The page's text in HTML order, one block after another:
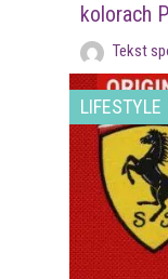
kolorach
Tekst
LIFESTYLE